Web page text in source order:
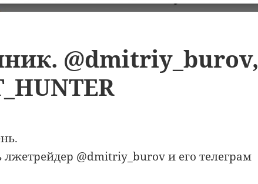
@dmitriy_burov,
@dmitriy_burov и его телеграм